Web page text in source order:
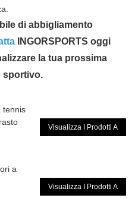
di abbigliamento
INGORSPORTS oggi
la tua prossima
sportivo.
tennis
Visualizza I Prodotti A
a
Visualizza I Prodotti A